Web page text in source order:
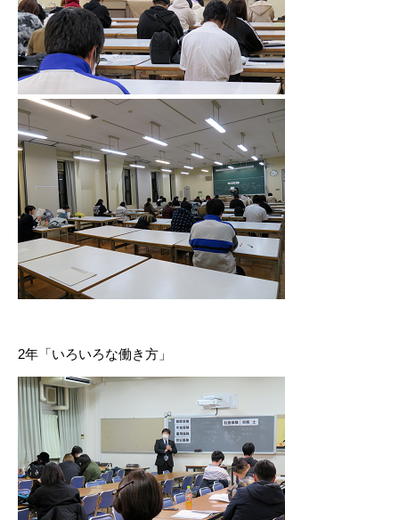
2年「いろいろな働き方」